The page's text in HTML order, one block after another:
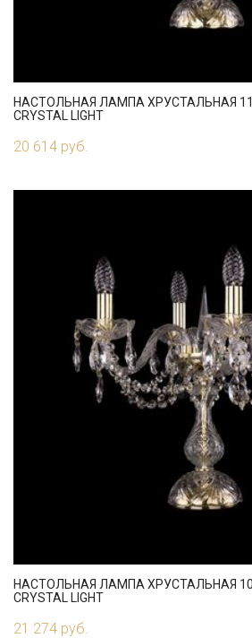
НАСТОЛЬНАЯ ЛАМПА ХРУСТАЛЬНАЯ
CRYSTAL LIGHT
20 614 руб.
НАСТОЛЬНАЯ ЛАМПА ХРУСТАЛЬНАЯ
CRYSTAL LIGHT
21 274 руб.